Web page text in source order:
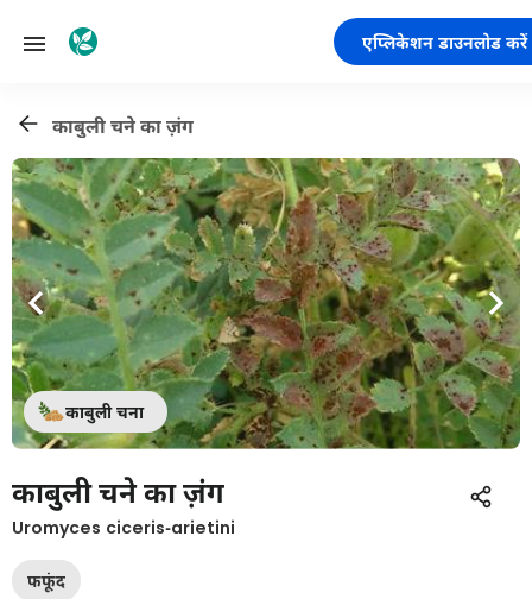
एप्लिकेशन डाउनलोड करें
काबुली चने का ज़ंग
काबुली चना
काबुली चने का ज़ंग
Uromyces ciceris-arietini
फफूंद